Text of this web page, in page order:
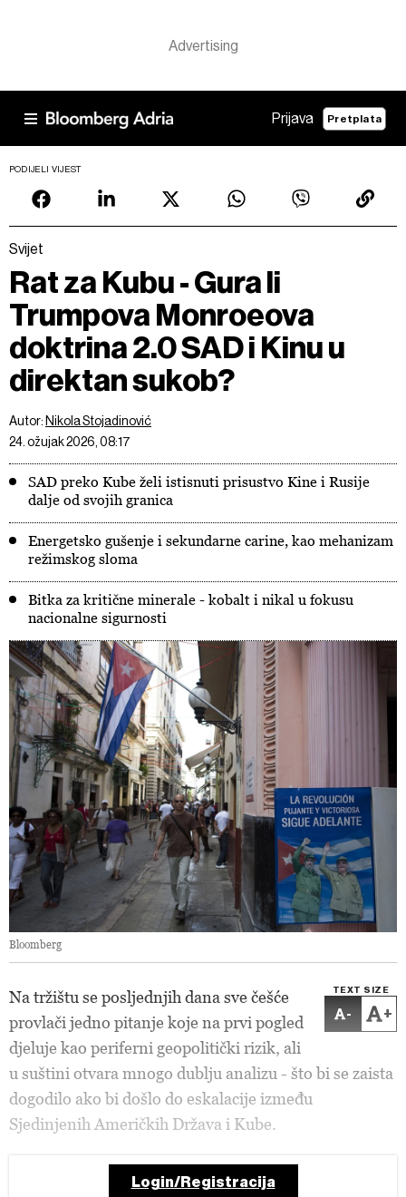
Prijava Pretplata
PODIJELI VIJEST
Svijet
Rat za Kubu - Gura li
Trumpova Monroeova
doktrina 2.0 SAD i Kinu u
direktan sukob?
Autor: Nikola Stojadinović
24. ožujak 2026, 08:17
SAD preko Kube želi istisnuti prisustvo Kine i Rusije
dalje od svojih granica
Energetsko gušenje i sekundarne carine, kao mehanizam
režimskog sloma
Bitka za kritične minerale - kobalt i nikal u fokusu
nacionalne sigurnosti
Bloomberg
TEXT SIZE
- +
Na tržištu se posljednjih dana sve češće
provlači jedno pitanje koje na prvi pogled
djeluje kao periferni geopolitički rizik, ali
u suštini otvara mnogo dublju analizu - što bi se zaista
dogodilo ako bi došlo do eskalacije između
Sjedinjenih Američkih Država i Kube.
Login/Registracija